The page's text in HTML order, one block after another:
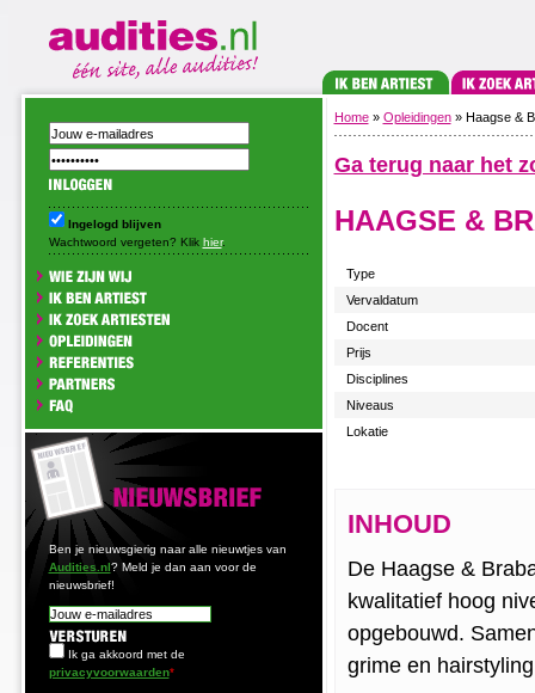
Ingelogd blijven
Wachtwoord vergeten? Klik hier.
Ben je nieuwsgierig naar alle nieuwtjes van
Audities.nl? Meld je dan aan voor de
nieuwsbrief!
Ik ga akkoord met de
privacyvoorwaarden*
Home » Opleidingen » Haagse &
Ga terug naar het
HAAGSE &
Type
Vervaldatum
Docent
Prijs
Disciplines
Niveaus
Lokatie
INHOUD
De Haagse &
kwalitatief hoog
opgebouwd.
grime en hairstyling